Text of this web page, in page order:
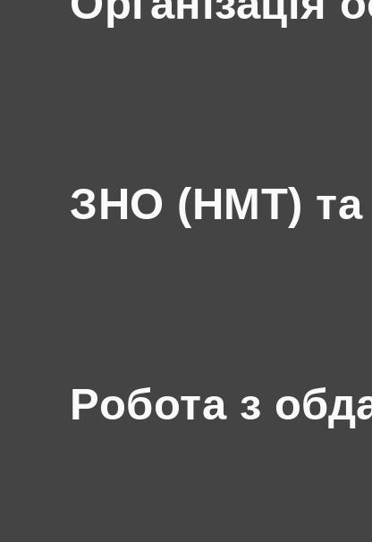
ЗНО (НМТ)
Робота з